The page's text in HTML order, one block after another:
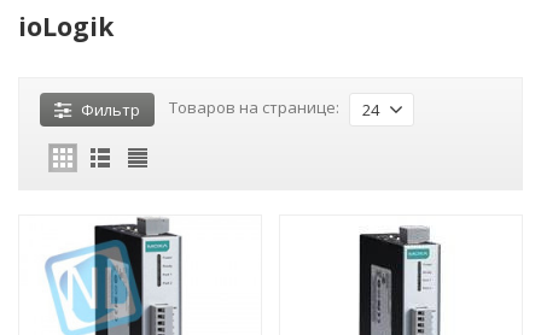
ioLogik
Фильтр Товаров на странице: 24